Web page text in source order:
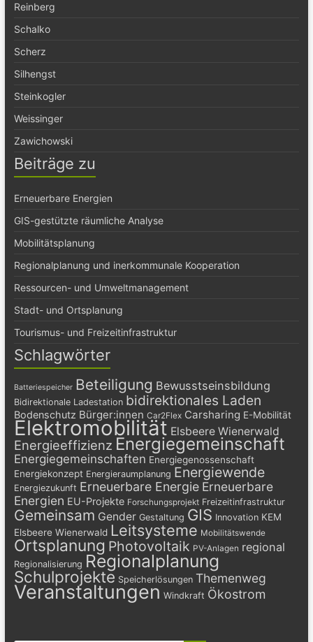
Reinberg
Schalko
Scherz
Silhengst
Steinkogler
Weissinger
Zawichowski
Beiträge zu
Erneuerbare Energien
GIS-gestützte räumliche Analyse
Mobilitätsplanung
Regionalplanung und inerkommunale Kooperation
Ressourcen- und Umweltmanagement
Stadt- und Ortsplanung
Tourismus- und Freizeitinfrastruktur
Schlagwörter
Batteriespeicher Beteiligung Bewusstseinsbildung
Bidirektionale Ladestation bidirektionales Laden
Bodenschutz Bürger:innen Car2Flex Carsharing E-Mobilität
Elektromobilität Elsbeere Wienerwald
Energieeffizienz Energiegemeinschaft
Energiegemeinschaften Energiegenossenschaft
Energiekonzept Energieraumplanung Energiewende
Energiezukunft Erneuerbare Energie Erneuerbare
Energien EU-Projekte Forschungsprojekt Freizeitinfrastruktur
Gemeinsam Gender Gestaltung GIS Innovation KEM
Elsbeere Wienerwald Leitsysteme Mobilitätswende
Ortsplanung Photovoltaik PV-Anlagen regional
Regionalisierung Regionalplanung
Schulprojekte Speicherlösungen Themenweg
Veranstaltungen Windkraft Ökostrom